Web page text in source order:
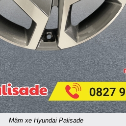
Mâm xe Hyundai Palisade